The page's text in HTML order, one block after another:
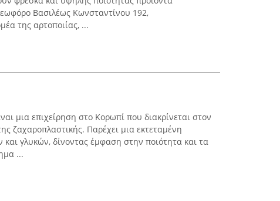
Βασιλέως Κωνσταντίνου 192,
της αρτοποιίας, ...
μια επιχείρηση στο Κορωπί που διακρίνεται στον
ζαχαροπλαστικής. Παρέχει μια εκτεταμένη
και γλυκών, δίνοντας έμφαση στην ποιότητα και τα
...